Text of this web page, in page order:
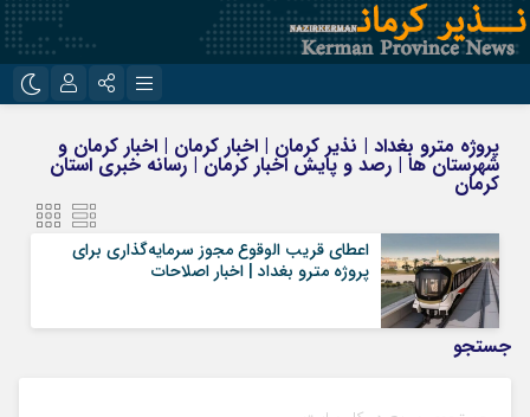
روبیکا
ایتا
مرا به خاطر بسپار
پروژه مترو بغداد | نذیر کرمان | اخبار کرمان | اخبار کرمان و
شهرستان ها | رصد و پایش اخبار کرمان | رسانه خبری استان
کرمان
اعطای قریب الوقوع مجوز سرمایه‌گذاری برای
پروژه مترو بغداد | اخبار اصلاحات
جستجو